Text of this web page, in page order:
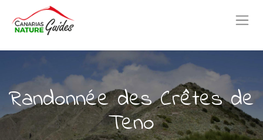
Randonnée des Crêtes de
Teno